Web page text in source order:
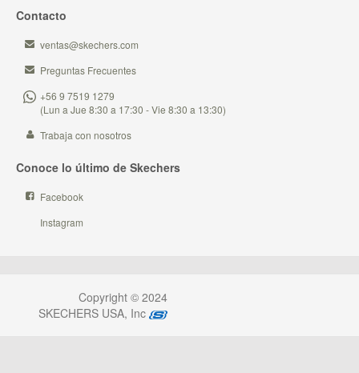
Contacto
ventas@skechers.com
Preguntas Frecuentes
+56 9 7519 1279
(Lun a Jue 8:30 a 17:30 - Vie 8:30 a 13:30)
Trabaja con nosotros
Conoce lo último de Skechers
Facebook
Instagram
Copyright © 2024
SKECHERS USA, Inc